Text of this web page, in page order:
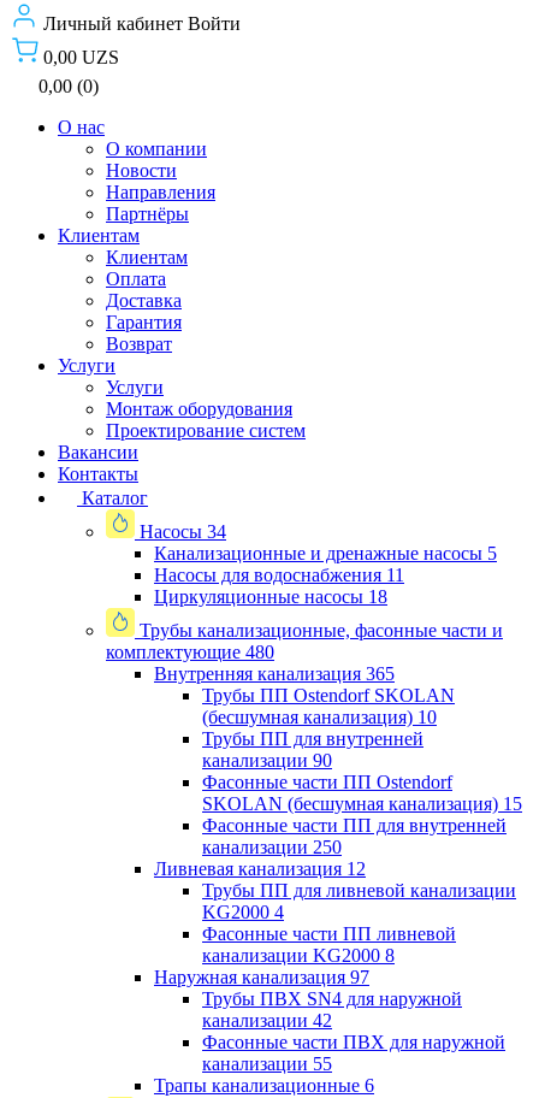
Личный кабинет Войти
0,00 UZS
0,00 (0)
О нас
О компании
Новости
Направления
Партнёры
Клиентам
Клиентам
Оплата
Доставка
Гарантия
Возврат
Услуги
Услуги
Монтаж оборудования
Проектирование систем
Вакансии
Контакты
Каталог
Насосы 34
Канализационные и дренажные насосы 5
Насосы для водоснабжения 11
Циркуляционные насосы 18
Трубы канализационные, фасонные части и
комплектующие 480
Внутренняя канализация 365
Трубы ПП Ostendorf SKOLAN
(бесшумная канализация) 10
Трубы ПП для внутренней
канализации 90
Фасонные части ПП Ostendorf
SKOLAN (бесшумная канализация) 15
Фасонные части ПП для внутренней
канализации 250
Ливневая канализация 12
Трубы ПП для ливневой канализации
KG2000 4
Фасонные части ПП ливневой
канализации KG2000 8
Наружная канализация 97
Трубы ПВХ SN4 для наружной
канализации 42
Фасонные части ПВХ для наружной
канализации 55
Трапы канализационные 6